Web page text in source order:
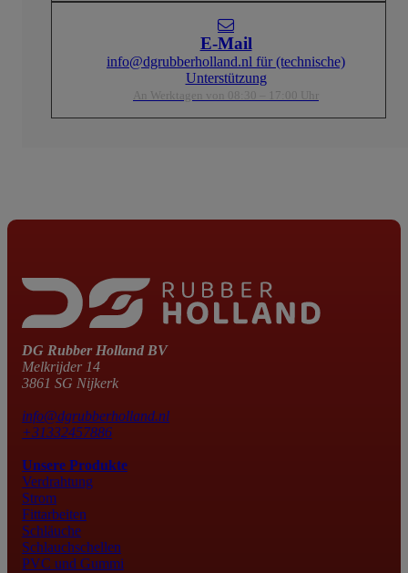
E-Mail
info@dgrubberholland.nl für (technische)
Unterstützung
An Werktagen von 08:30 – 17:00 Uhr
DG Rubber Holland BV
Melkrijder 14
3861 SG Nijkerk
info@dgrubberholland.nl
+31332457886
Unsere Produkte
Verdrahtung
Strom
Fittarbeiten
Schläuche
Schlauchschellen
PVC und Gummi